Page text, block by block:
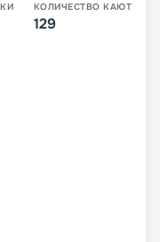
КОЛИЧЕСТВО КАЮТ
129